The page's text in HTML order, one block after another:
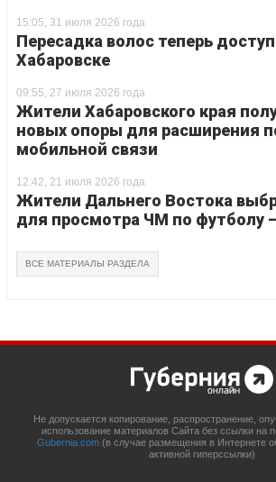
15:05, 31 июля 2026 года
Пересадка волос теперь
Хабаровске
09:55, 27 июля 2026 года
Жители Хабаровского края
новых опоры для расширения
мобильной связи
12:42, 21 июля 2026 года
Жители Дальнего Востока
для просмотра ЧМ по футболу
ВСЕ МАТЕРИАЛЫ РАЗДЕЛА
Не допускается копирование, распространение,
использование материалов Сайта без ссылки на
Gubernia.com (в случае размещения в Интернете
активной гиперссылки)